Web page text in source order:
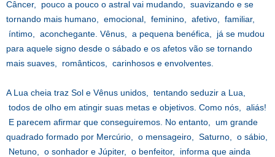
Câncer, pouco a pouco o astral vai mudando, suavizando e se
tornando mais humano, emocional, feminino, afetivo, familiar,
íntimo, aconchegante. Vênus, a pequena benéfica, já se mudou
para aquele signo desde o sábado e os afetos vão se tornando
mais suaves, românticos, carinhosos e envolventes.
A Lua cheia traz Sol e Vênus unidos, tentando seduzir a Lua,
todos de olho em atingir suas metas e objetivos. Como nós, aliás!
E parecem afirmar que conseguiremos. No entanto, um grande
quadrado formado por Mercúrio, o mensageiro, Saturno, o sábio,
Netuno, o sonhador e Júpiter, o benfeitor, informa que ainda